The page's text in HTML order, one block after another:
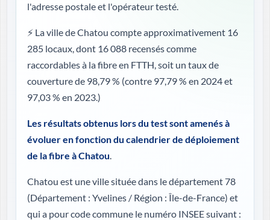
l'adresse postale et l'opérateur testé.
⚡ La ville de Chatou compte approximativement 16
285 locaux, dont 16 088 recensés comme
raccordables à la fibre en FTTH, soit un taux de
couverture de 98,79 % (contre 97,79 % en 2024 et
97,03 % en 2023.)
Les résultats obtenus lors du test sont amenés à
évoluer en fonction du calendrier de déploiement
de la fibre à Chatou.
Chatou est une ville située dans le département 78
(Département : Yvelines / Région : Île-de-France) et
qui a pour code commune le numéro INSEE suivant :